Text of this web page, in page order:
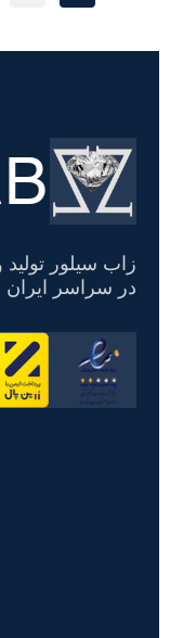
تسویه
حساب
زاب سیلور
در سراسر ایران